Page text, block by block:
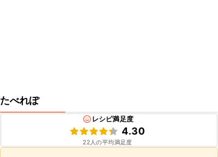
たべれぽ
レシピ満足度
4.30
22人の平均満足度